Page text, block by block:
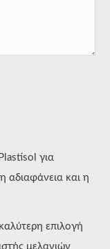
για
αδιαφάνεια και η
επιλογή
μελανιών